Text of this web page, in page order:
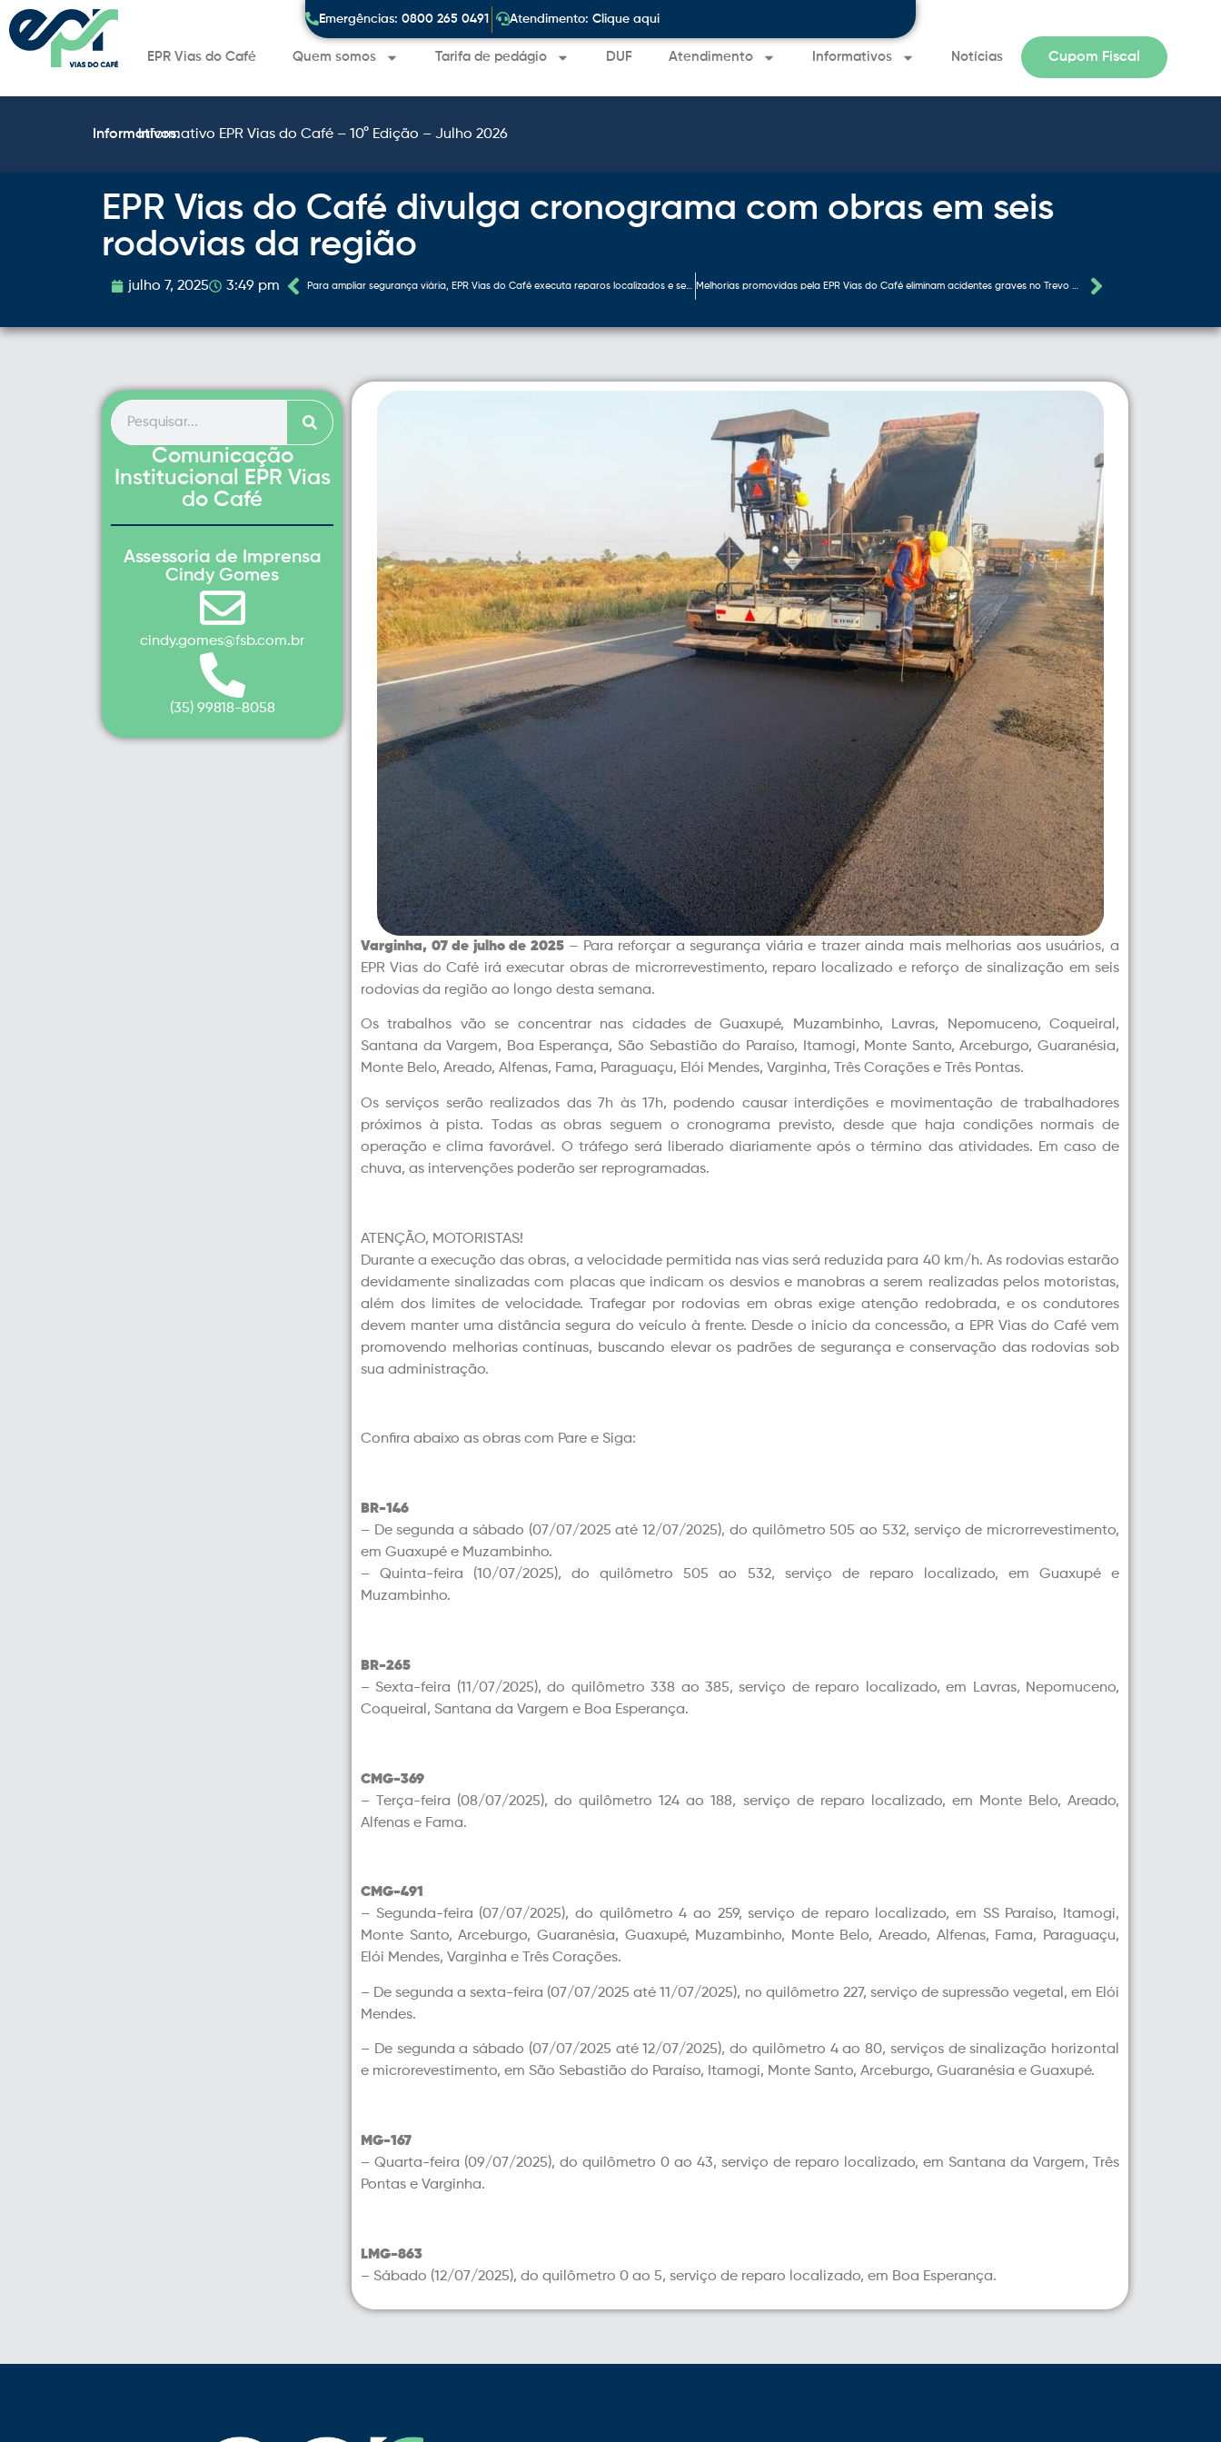
EPR Vias do Café Quem somos Tarifa de pedágio DUF Atendimento Informativos Notícias Cupom Fiscal
Informativos:Informativo EPR Vias do Café – 10° Edição – Julho 2026
Emergências: 0800 265 0491 Atendimento: Clique aqui
EPR Vias do Café divulga cronograma com obras em seis
rodovias da região
julho 7, 2025 3:49 pm Para ampliar segurança viária, EPR Vias do Café executa reparos localizados e serviços de fresagem em rodovias Melhorias promovidas pela EPR Vias do Café eliminam acidentes graves no Trevo de Areado
Comunicação
Institucional EPR Vias
do Café
Assessoria de Imprensa
Cindy Gomes
cindy.gomes@fsb.com.br
(35) 99818-8058
Varginha, 07 de julho de 2025– Para reforçar a segurança viária e trazer ainda mais melhorias aos usuários, a
EPR Vias do Café irá executar obras de microrrevestimento, reparo localizado e reforço de sinalização em seis
rodovias da região ao longo desta semana.
Os trabalhos vão se concentrar nas cidades de Guaxupé, Muzambinho, Lavras, Nepomuceno, Coqueiral,
Santana da Vargem, Boa Esperança, São Sebastião do Paraíso, Itamogi, Monte Santo, Arceburgo, Guaranésia,
Monte Belo, Areado, Alfenas, Fama, Paraguaçu, Elói Mendes, Varginha, Três Corações e Três Pontas.
Os serviços serão realizados das 7h às 17h, podendo causar interdições e movimentação de trabalhadores
próximos à pista. Todas as obras seguem o cronograma previsto, desde que haja condições normais de
operação e clima favorável. O tráfego será liberado diariamente após o término das atividades. Em caso de
chuva, as intervenções poderão ser reprogramadas.
ATENÇÃO, MOTORISTAS!
Durante a execução das obras, a velocidade permitida nas vias será reduzida para 40 km/h. As rodovias estarão
devidamente sinalizadas com placas que indicam os desvios e manobras a serem realizadas pelos motoristas,
além dos limites de velocidade. Trafegar por rodovias em obras exige atenção redobrada, e os condutores
devem manter uma distância segura do veículo à frente. Desde o início da concessão, a EPR Vias do Café vem
promovendo melhorias contínuas, buscando elevar os padrões de segurança e conservação das rodovias sob
sua administração.
Confira abaixo as obras com Pare e Siga:
BR-146
– De segunda a sábado (07/07/2025 até 12/07/2025), do quilômetro 505 ao 532, serviço de microrrevestimento,
em Guaxupé e Muzambinho.
– Quinta-feira (10/07/2025), do quilômetro 505 ao 532, serviço de reparo localizado, em Guaxupé e
Muzambinho.
BR-265
– Sexta-feira (11/07/2025), do quilômetro 338 ao 385, serviço de reparo localizado, em Lavras, Nepomuceno,
Coqueiral, Santana da Vargem e Boa Esperança.
CMG-369
– Terça-feira (08/07/2025), do quilômetro 124 ao 188, serviço de reparo localizado, em Monte Belo, Areado,
Alfenas e Fama.
CMG-491
– Segunda-feira (07/07/2025), do quilômetro 4 ao 259, serviço de reparo localizado, em SS Paraíso, Itamogi,
Monte Santo, Arceburgo, Guaranésia, Guaxupé, Muzambinho, Monte Belo, Areado, Alfenas, Fama, Paraguaçu,
Elói Mendes, Varginha e Três Corações.
– De segunda a sexta-feira (07/07/2025 até 11/07/2025), no quilômetro 227, serviço de supressão vegetal, em Elói
Mendes.
– De segunda a sábado (07/07/2025 até 12/07/2025), do quilômetro 4 ao 80, serviços de sinalização horizontal
e microrevestimento, em São Sebastião do Paraíso, Itamogi, Monte Santo, Arceburgo, Guaranésia e Guaxupé.
MG-167
– Quarta-feira (09/07/2025), do quilômetro 0 ao 43, serviço de reparo localizado, em Santana da Vargem, Três
Pontas e Varginha.
LMG-863
– Sábado (12/07/2025), do quilômetro 0 ao 5, serviço de reparo localizado, em Boa Esperança.